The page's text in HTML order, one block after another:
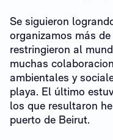
Se siguieron
organizamos más
restringieron al
muchas
ambientales y
playa. El último
los que resultaron
puerto de Beirut.